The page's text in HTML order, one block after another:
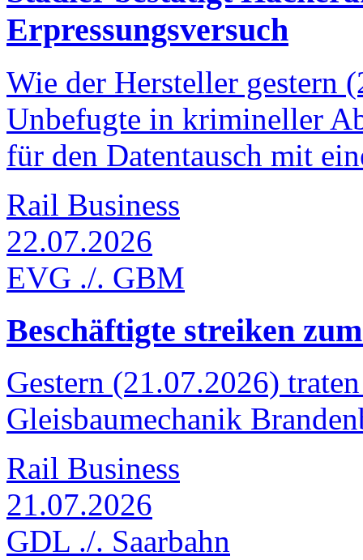
Erpressungsversuch
Wie der Hersteller gestern
Unbefugte in krimineller
für den Datentausch mit
Rail Business
22.07.2026
EVG ./. GBM
Beschäftigte streiken
Gestern (21.07.2026)
Gleisbaumechanik
Rail Business
21.07.2026
GDL ./. Saarbahn